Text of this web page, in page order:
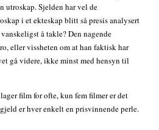
utroskap. Sjelden har vel de
i et ekteskap blitt så presis analysert
å takle? Den nagende
eller vissheten om at han faktisk har
gå videre, ikke minst med hensyn til
film for ofte, kun fem filmer er det
er hver enkelt en prisvinnende perle.